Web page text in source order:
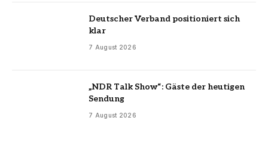
Deutscher Verband positioniert sich
klar
7 August 2026
„NDR Talk Show“: Gäste der heutigen
Sendung
7 August 2026